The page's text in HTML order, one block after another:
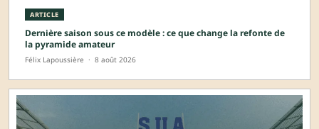
ARTICLE
Dernière saison sous ce modèle : ce que change la refonte de
la pyramide amateur
Félix Lapoussière · 8 août 2026